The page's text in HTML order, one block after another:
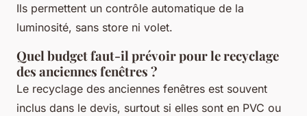
Ils permettent un contrôle automatique de la
luminosité, sans store ni volet.
Quel budget faut-il prévoir pour le recyclage
des anciennes fenêtres ?
Le recyclage des anciennes fenêtres est souvent
inclus dans le devis, surtout si elles sont en PVC ou